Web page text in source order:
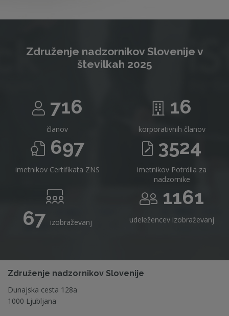
Združenje nadzornikov Slovenije v
številkah 2025
716
članov
16
korporativnih članov
697
imetnikov Certifikata ZNS
3524
imetnikov Potrdila za
nadzornike
67 izobraževanj
1161
udeležencev izobraževanj
Združenje nadzornikov Slovenije
Dunajska cesta 128a
1000 Ljubljana